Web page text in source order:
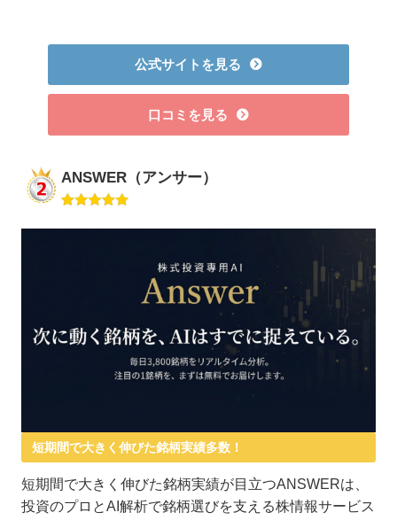
公式サイトを見る
口コミを見る
ANSWER（アンサー）
短期間で大きく伸びた銘柄実績多数！
短期間で大きく伸びた銘柄実績が目立つANSWERは、
投資のプロとAI解析で銘柄選びを支える株情報サービス